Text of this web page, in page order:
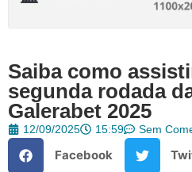
Saiba como
segunda rodada
Galerabet 2025
12/09/2025 15:59 Sem
Facebook